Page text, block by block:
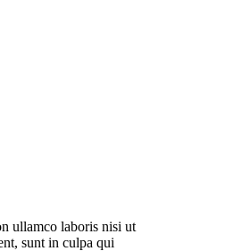
ullamco laboris nisi ut
sunt in culpa qui